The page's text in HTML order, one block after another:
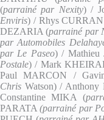
(parrainé par Nexity) /
Enviris) / Rhys
DEZARIA (parrainé par
par Automobiles
par Le Paseo) / Mathieu
Postale) / Mark
Paul MARCON /
Chris Watson) /
Constantine MIKA (
PARATA(parrainé par